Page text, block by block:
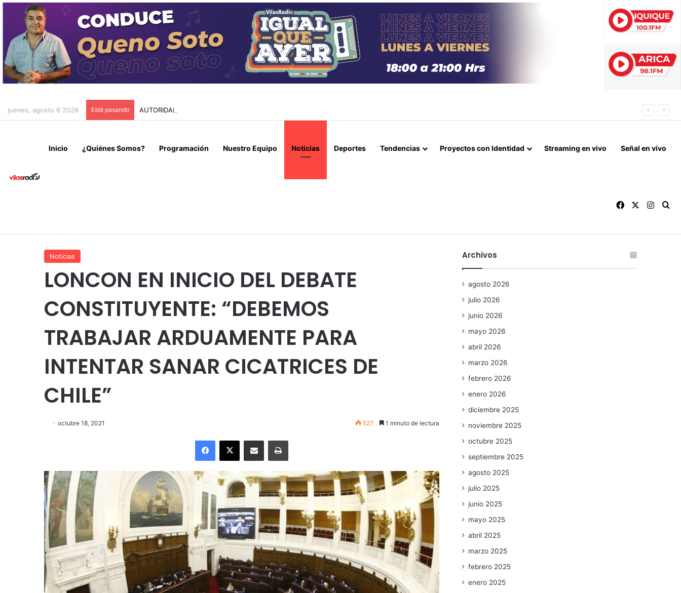
jueves, agosto 6 2026 Está pasando AUTORIDADES REGIONALES Y CANCILLERÍA ABORDAN SEGURIDAD TRANSNACIONAL EN EL CORREDOR BIOCEÁNICO
Inicio ¿Quiénes Somos? Programación Nuestro Equipo Noticias Deportes Tendencias Proyectos con Identidad Streaming en vivo Señal en vivo
Facebook
Noticias
LONCON EN INICIO DEL DEBATE
CONSTITUYENTE: “DEBEMOS
TRABAJAR ARDUAMENTE PARA
INTENTAR SANAR CICATRICES DE
CHILE”
octubre 18, 2021 527 1 minuto de lectura
Facebook
X Enviar vía email Imprimir
Archivos
agosto 2026
julio 2026
junio 2026
mayo 2026
abril 2026
marzo 2026
febrero 2026
enero 2026
diciembre 2025
noviembre 2025
octubre 2025
septiembre 2025
agosto 2025
julio 2025
junio 2025
mayo 2025
abril 2025
marzo 2025
febrero 2025
enero 2025